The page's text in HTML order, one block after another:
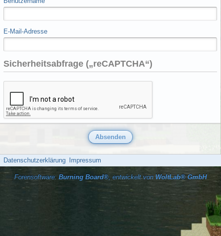
E-Mail-Adresse
Sicherheitsabfrage („reCAPTCHA“)
Datenschutzerklärung Impressum
Forensoftware: Burning Board®, entwickelt von WoltLab® GmbH